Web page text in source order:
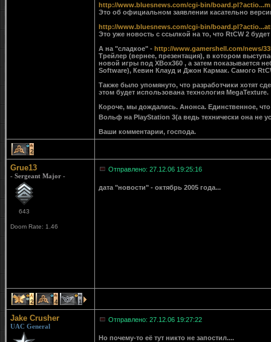
http://www.bluesnews.com/cgi-bin/
Это об официальном заявлении касательно
http://www.bluesnews.com/cgi-bin/
Это уже новость с ссылкой на то, что RtCW 2 будет
А на "сладкое" - http://www.gamershell.com/news/
Трейлер (вернее, презентация), в котором
новой игры под XBox360 , а затем показывается
Software), Кевин Клауд и Джон Кармак. Самого
Также было упомянуто, что разработчики хотят
этом будет использована технология MegaTexture.
Короче, мы дождались. Анонса. Единственное,
Вольф на PlayStation 3(а ведь технически она не
Ваши комментарии, господа.
2
Grue13
- Sergeant Major -
643
Doom Rate: 1.46
Отправлено: 27.12.06 19:25:16
дата "новости" - октябрь 2005 года...
2 4 1
Jake Crusher
UAC General
Отправлено: 27.12.06 19:27:22
Но почему-то её тут никто не запостил....